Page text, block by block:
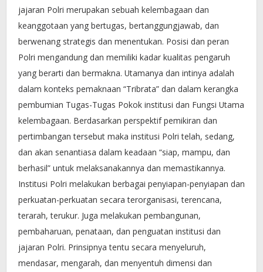
jajaran Polri merupakan sebuah kelembagaan dan
keanggotaan yang bertugas, bertanggungjawab, dan
berwenang strategis dan menentukan. Posisi dan peran
Polri mengandung dan memiliki kadar kualitas pengaruh
yang berarti dan bermakna. Utamanya dan intinya adalah
dalam konteks pemaknaan “Tribrata” dan dalam kerangka
pembumian Tugas-Tugas Pokok institusi dan Fungsi Utama
kelembagaan. Berdasarkan perspektif pemikiran dan
pertimbangan tersebut maka institusi Polri telah, sedang,
dan akan senantiasa dalam keadaan “siap, mampu, dan
berhasil” untuk melaksanakannya dan memastikannya.
Institusi Polri melakukan berbagai penyiapan-penyiapan dan
perkuatan-perkuatan secara terorganisasi, terencana,
terarah, terukur. Juga melakukan pembangunan,
pembaharuan, penataan, dan penguatan institusi dan
jajaran Polri. Prinsipnya tentu secara menyeluruh,
mendasar, mengarah, dan menyentuh dimensi dan